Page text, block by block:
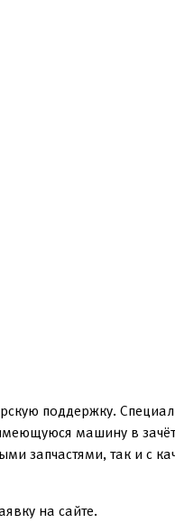
поддержку.
машину в
запчастями, так и с
на сайте.